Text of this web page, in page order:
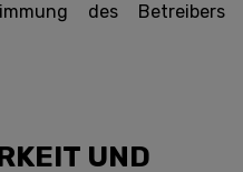
des Betreibers
UND